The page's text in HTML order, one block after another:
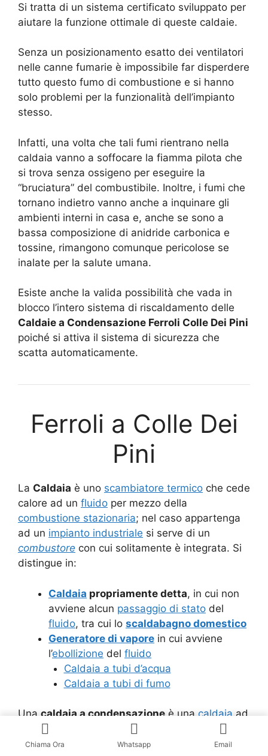
Si tratta di un sistema certificato sviluppato per
aiutare la funzione ottimale di queste caldaie.
Senza un posizionamento esatto dei ventilatori
nelle canne fumarie è impossibile far disperdere
tutto questo fumo di combustione e si hanno
solo problemi per la funzionalità dell’impianto
stesso.
Infatti, una volta che tali fumi rientrano nella
caldaia vanno a soffocare la fiamma pilota che
si trova senza ossigeno per eseguire la
“bruciatura” del combustibile. Inoltre, i fumi che
tornano indietro vanno anche a inquinare gli
ambienti interni in casa e, anche se sono a
bassa composizione di anidride carbonica e
tossine, rimangono comunque pericolose se
inalate per la salute umana.
Esiste anche la valida possibilità che vada in
blocco l’intero sistema di riscaldamento delle
Caldaie a Condensazione Ferroli Colle Dei Pini
poiché si attiva il sistema di sicurezza che
scatta automaticamente.
Ferroli a Colle Dei
Pini
La Caldaia è uno scambiatore termico che cede
calore ad un fluido per mezzo della
combustione stazionaria; nel caso appartenga
ad un impianto industriale si serve di un
combustore con cui solitamente è integrata. Si
distingue in:
Caldaia propriamente detta, in cui non
avviene alcun passaggio di stato del
fluido, tra cui lo scaldabagno domestico
Generatore di vapore in cui avviene
l’ebollizione del fluido
Caldaia a tubi d’acqua
Caldaia a tubi di fumo
Una caldaia a condensazione è una caldaia ad
acqua calda nella quale si ha la
condensazione
delvapore acqueo deifumidi scarico. In questo
Chiama Ora Whatsapp Email